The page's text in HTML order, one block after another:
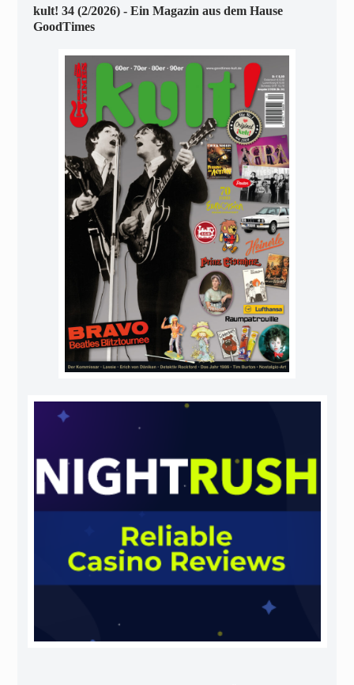
kult! 34 (2/2026) - Ein Magazin aus dem Hause
GoodTimes